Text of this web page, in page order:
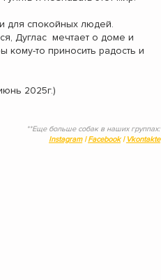
для спокойных людей.
Дуглас мечтает о доме и
кому-то приносить радость и
2025г.)
**Еще больше собак в наших группах:
Instagram|Facebook| Vkontakte